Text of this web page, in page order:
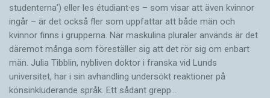
studenterna’) eller les étudiant·es – som visar att även kvinnor
ingår – är det också fler som uppfattar att både män och
kvinnor finns i grupperna. När maskulina pluraler används är det
där­emot många som föreställer sig att det rör sig om enbart
män. Julia Tibblin, nybliven doktor i franska vid Lunds
universitet, har i sin avhandling undersökt reaktioner på
könsinkluderande språk. Ett sådant grepp…